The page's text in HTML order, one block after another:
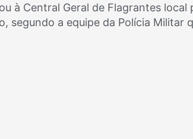
à Central Geral de Flagrantes
segundo a equipe da Polícia Militar